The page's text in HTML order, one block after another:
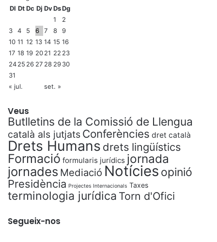
Dl DtDc Dj DvDsDg
1
2
3
4 5 6 7 8
9
10 11 12 13 14 15 16
17 18 19 2021 22 23
2425 26 27 28 2930
31
« jul.
set. »
Veus
Butlletins de la Comissió de Llengua
català als jutjats Conferències dret català
Drets Humans drets lingüístics
Formació formularis jurídics jornada
jornades Mediació Notícies opinió
Presidència Projectes Internacionals Taxes
terminologia jurídica Torn d'Ofici
Segueix-nos